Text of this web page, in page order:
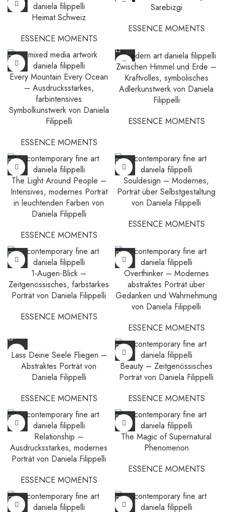
OUT
Heimat Schweiz
ESSENCE MOMENTS
Sarebizgi
ESSENCE MOMENTS
Every Mountain Every Ocean
– Ausdrucksstarkes,
farbintensives
Symbolkunstwerk von Daniela
Filippelli
ESSENCE MOMENTS
Zwischen Himmel und Erde –
Kraftvolles, symbolisches
Adlerkunstwerk von Daniela
Filippelli
ESSENCE MOMENTS
The Light Around People –
Intensives, modernes Porträt
in leuchtenden Farben von
Daniela Filippelli
ESSENCE MOMENTS
Souldesign – Modernes,
Porträt über Selbstgestaltung
von Daniela Filippelli
ESSENCE MOMENTS
1-Augen-Blick –
Zeitgenössisches, farbstarkes
Porträt von Daniela Filippelli
ESSENCE MOMENTS
Overthinker – Modernes
abstraktes Porträt über
Gedanken und Wahrnehmung
von Daniela Filippelli
ESSENCE MOMENTS
Lass Deine Seele Fliegen –
Abstraktes Porträt von
Daniela Filippelli
ESSENCE MOMENTS
Beauty – Zeitgenössisches
Porträt von Daniela Filippelli
ESSENCE MOMENTS
Relationship –
Ausdrucksstarkes, modernes
Porträt von Daniela Filippelli
ESSENCE MOMENTS
The Magic of Supernatural
Phenomenon
ESSENCE MOMENTS